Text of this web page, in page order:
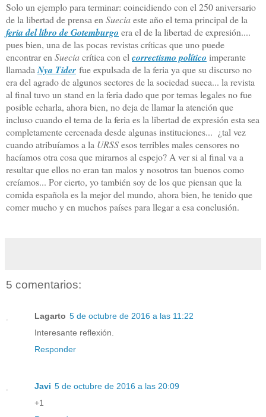
Solo un ejemplo para terminar: coincidiendo con el 250 aniversario
de la libertad de prensa enSueciaeste año el tema principal de la
feria del libro de Gotemburgo era el de la libertad de expresión....
pues bien, una de las pocas revistas críticas que uno puede
encontrar enSueciacrítica con elcorrectismo político imperante
llamadaNya Tider fue expulsada de la feria ya que su discurso no
era del agrado de algunos sectores de la sociedad sueca... la revista
al final tuvo un stand en la feria dado que por temas legales no fue
posible echarla, ahora bien, no deja de llamar la atención que
incluso cuando el tema de la feria es la libertad de expresión esta sea
completamente cercenada desde algunas instituciones... ¿tal vez
cuando atribuíamos a la URSSesos terribles males censores no
hacíamos otra cosa que mirarnos al espejo? A ver si al final va a
resultar que ellos no eran tan malos y nosotros tan buenos como
creíamos... Por cierto, yo también soy de los que piensan que la
comida española es la mejor del mundo, ahora bien, he tenido que
comer mucho y en muchos países para llegar a esa conclusión.
5 comentarios:
Lagarto 5 de octubre de 2016 a las 11:22
Interesante reflexión.
Responder
Javi 5 de octubre de 2016 a las 20:09
+1